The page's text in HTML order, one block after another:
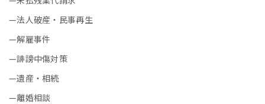
法人破産・民事再生
解雇事件
誹謗中傷対策
遺産・相続
離婚相談